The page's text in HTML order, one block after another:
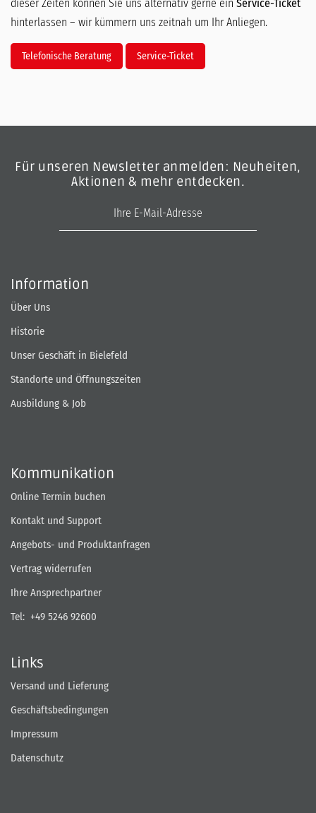
dieser Zeiten können Sie uns alternativ gerne ein Service-Ticket
hinterlassen – wir kümmern uns zeitnah um Ihr Anliegen.
Telefonische Beratung Service-Ticket
Für unseren Newsletter anmelden: Neuheiten,
Aktionen & mehr entdecken.
Information
Über Uns
Historie
Unser Geschäft in Bielefeld
Standorte und Öffnungszeiten
Ausbildung & Job
Kommunikation
Online Termin buchen
Kontakt und Support
Angebots- und Produktanfragen
Vertrag widerrufen
Ihre Ansprechpartner
Tel: +49 5246 92600
Links
Versand und Lieferung
Geschäftsbedingungen
Impressum
Datenschutz